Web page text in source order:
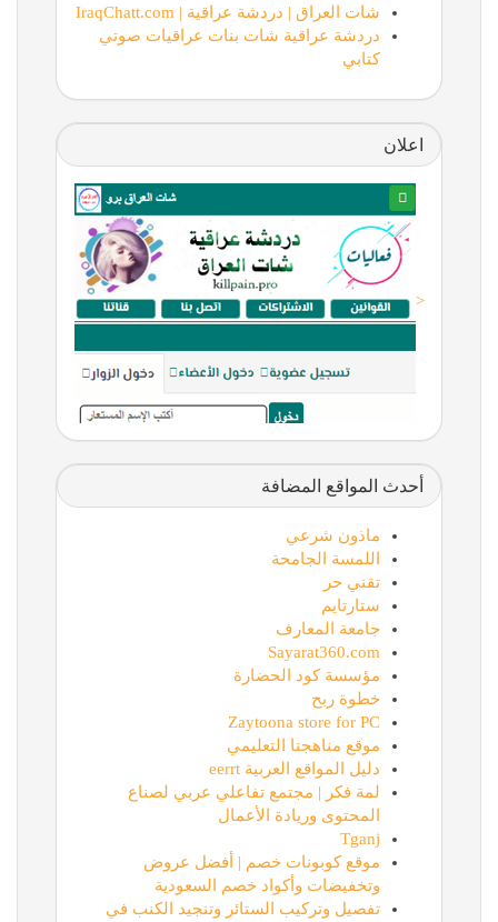
شات العراق | دردشة عراقية | IraqChatt.com
دردشة عراقية شات بنات عراقيات صوتي
كتابي
اعلان
<
أحدث المواقع المضافة
ماذون شرعي
اللمسة الجامحة
تقني حر
ستارتايم
جامعة المعارف
Sayarat360.com
مؤسسة كود الحضارة
خطوة ربح
Zaytoona store for PC
موقع مناهجنا التعليمي
دليل المواقع العربية eerrt
لمة فكر | مجتمع تفاعلي عربي لصناع
المحتوى وريادة الأعمال
Tganj
موقع كوبونات خصم | أفضل عروض
وتخفيضات وأكواد خصم السعودية
تفصيل وتركيب الستائر وتنجيد الكنب في